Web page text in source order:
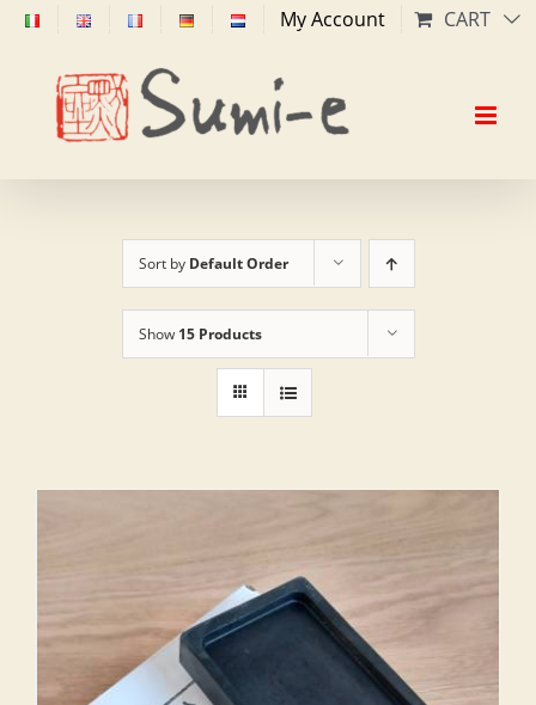
Skip
content
My Account CART
Sort by Default Order
Show 15 Products